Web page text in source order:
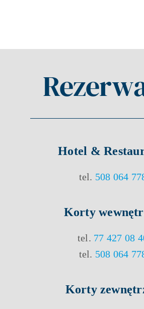
Hotel &
tel. 508 064
Korty
tel. 77 427 08
tel. 508 064
Korty